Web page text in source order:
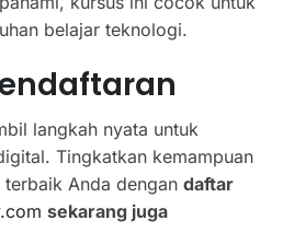
belajar teknologi.
langkah nyata untuk
Tingkatkan kemampuan
Anda dengan daftar
sekarang juga